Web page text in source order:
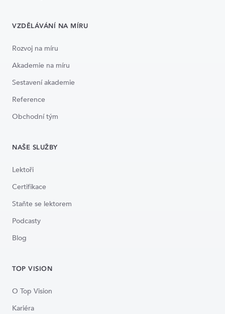
VZDĚLÁVÁNÍ NA MÍRU
Rozvoj na míru
Akademie na míru
Sestavení akademie
Reference
Obchodní tým
NAŠE SLUŽBY
Lektoři
Certifikace
Staňte se lektorem
Podcasty
Blog
TOP VISION
O Top Vision
Kariéra